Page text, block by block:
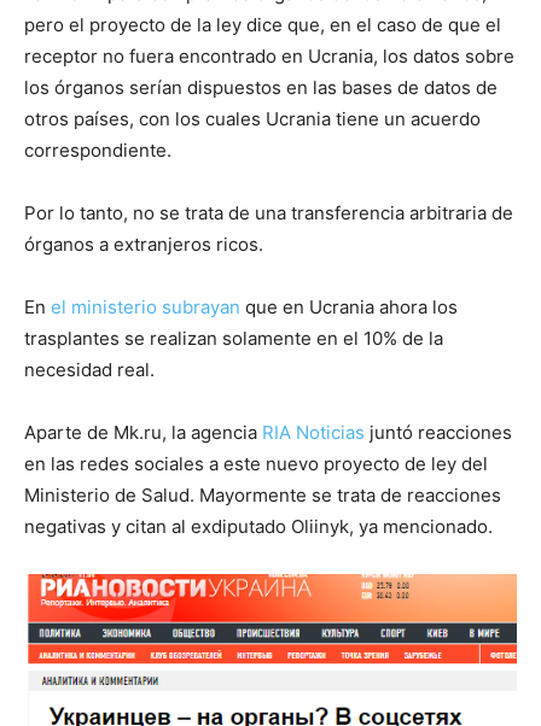
pero el proyecto de la ley dice que, en el caso de que el
receptor no fuera encontrado en Ucrania, los datos sobre
los órganos serían dispuestos en las bases de datos de
otros países, con los cuales Ucrania tiene un acuerdo
correspondiente.
Por lo tanto, no se trata de una transferencia arbitraria de
órganos a extranjeros ricos.
En el ministerio subrayan que en Ucrania ahora los
trasplantes se realizan solamente en el 10% de la
necesidad real.
Aparte de Mk.ru, la agencia RIA Noticias juntó reacciones
en las redes sociales a este nuevo proyecto de ley del
Ministerio de Salud. Mayormente se trata de reacciones
negativas y citan al exdiputado Oliinyk, ya mencionado.